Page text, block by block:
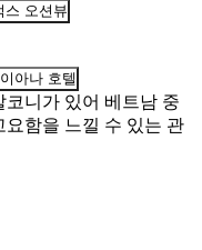
스 오션뷰
아나 호텔
니가 있어 베트남 중
함을 느낄 수 있는 관